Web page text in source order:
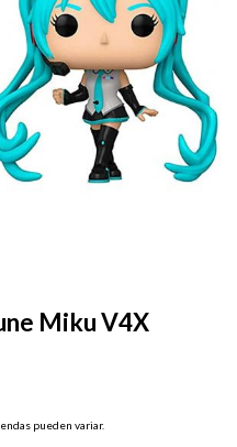
Miku V4X
pueden variar.